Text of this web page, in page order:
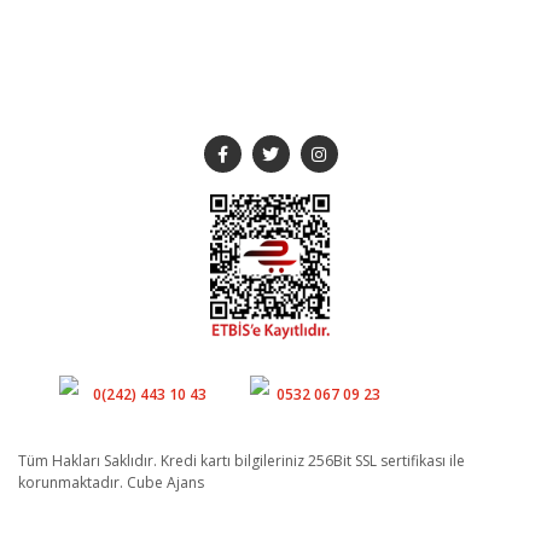
0(242) 443 10 43
0532 067 09 23
Tüm Hakları Saklıdır. Kredi kartı bilgileriniz 256Bit SSL sertifikası ile
korunmaktadır. Cube Ajans